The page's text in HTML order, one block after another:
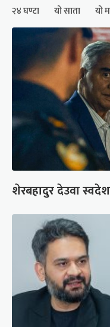
२४ घण्टा यो साता यो
शेरबहादुर देउवा